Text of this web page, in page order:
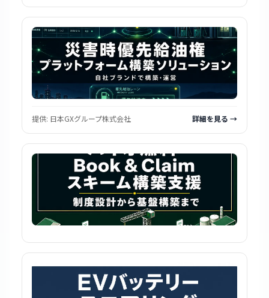
提供: 日本GXグループ株式会社 詳細を見る →